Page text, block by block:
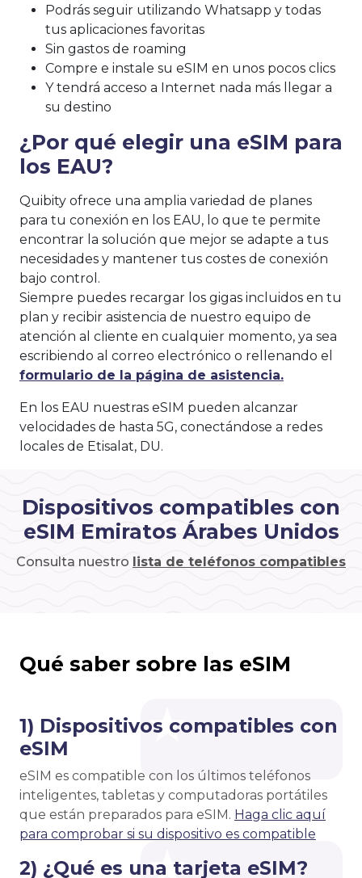
Podrás seguir utilizando Whatsapp y todas
tus aplicaciones favoritas
Sin gastos de roaming
Compre e instale su eSIM en unos pocos clics
Y tendrá acceso a Internet nada más llegar a
su destino
¿Por qué elegir una eSIM para
los EAU?
Quibity ofrece una amplia variedad de planes
para tu conexión en los EAU, lo que te permite
encontrar la solución que mejor se adapte a tus
necesidades y mantener tus costes de conexión
bajo control.
Siempre puedes recargar los gigas incluidos en tu
plan y recibir asistencia de nuestro equipo de
atención al cliente en cualquier momento, ya sea
escribiendo al correo electrónico o rellenando el
formulario de la página de asistencia.
En los EAU nuestras eSIM pueden alcanzar
velocidades de hasta 5G, conectándose a redes
locales de Etisalat, DU.
Dispositivos compatibles con
eSIM Emiratos Árabes Unidos
Consulta nuestro lista de teléfonos compatibles
Qué saber sobre las eSIM
1) Dispositivos compatibles con
eSIM
eSIM es compatible con los últimos teléfonos
inteligentes, tabletas y computadoras portátiles
que están preparados para eSIM. Haga clic aquí
para comprobar si su dispositivo es compatible
2) ¿Qué es una tarjeta eSIM?